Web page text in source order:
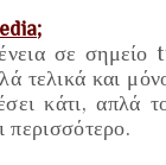
σε σημείο
τελικά και
κάτι, απλά
περισσότερο.